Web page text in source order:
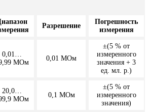
Разрешение
Погрешность
измерения
0,01…
МОм
0,01 МОм
±(5 % от
измеренного
значения + 3
ед. мл. р.)
20,0…
МОм
0,1 МОм
±(5 % от
измеренного
значения)